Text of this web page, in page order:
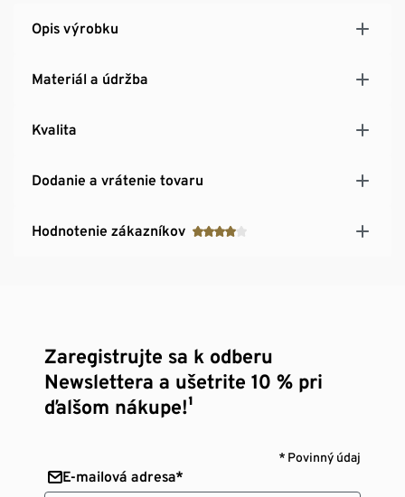
Opis výrobku
Materiál a údržba
Kvalita
Dodanie a vrátenie tovaru
Hodnotenie zákazníkov
Zaregistrujte sa k odberu
Newslettera a ušetrite 10 % pri
ďalšom nákupe!¹
* Povinný údaj
E-mailová adresa*